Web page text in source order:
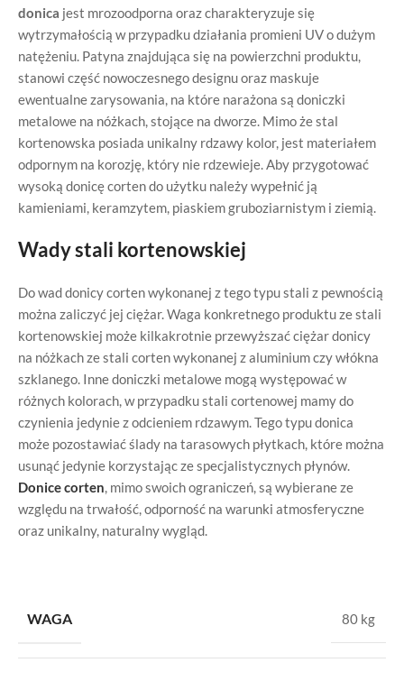
donica jest mrozoodporna oraz charakteryzuje się
wytrzymałością w przypadku działania promieni UV o dużym
natężeniu. Patyna znajdująca się na powierzchni produktu,
stanowi część nowoczesnego designu oraz maskuje
ewentualne zarysowania, na które narażona są doniczki
metalowe na nóżkach, stojące na dworze. Mimo że stal
kortenowska posiada unikalny rdzawy kolor, jest materiałem
odpornym na korozję, który nie rdzewieje. Aby przygotować
wysoką donicę corten do użytku należy wypełnić ją
kamieniami, keramzytem, piaskiem gruboziarnistym i ziemią.
Wady stali kortenowskiej
Do wad donicy corten wykonanej z tego typu stali z pewnością
można zaliczyć jej ciężar. Waga konkretnego produktu ze stali
kortenowskiej może kilkakrotnie przewyższać ciężar donicy
na nóżkach ze stali corten wykonanej z aluminium czy włókna
szklanego. Inne doniczki metalowe mogą występować w
różnych kolorach, w przypadku stali cortenowej mamy do
czynienia jedynie z odcieniem rdzawym. Tego typu donica
może pozostawiać ślady na tarasowych płytkach, które można
usunąć jedynie korzystając ze specjalistycznych płynów.
Donice corten, mimo swoich ograniczeń, są wybierane ze
względu na trwałość, odporność na warunki atmosferyczne
oraz unikalny, naturalny wygląd.
WAGA 80 kg